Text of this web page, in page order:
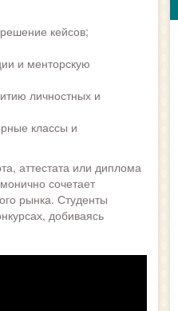
кейсов;
и менторскую
личностных и
классы и
аттестата или диплома
сочетает
рынка. Студенты
добиваясь